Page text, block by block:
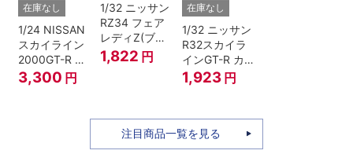
在庫なし
1/24 NISSAN
スカイライン
2000GT-R ス
トリートカス
タム
3,300 円
1/32 ニッサン
RZ34 フェア
レディZ(ブリ
リアントシル
バー)
1,822 円
在庫なし
1/32 ニッサン
R32スカイラ
インGT-R カ
スタムホイー
ル(ブラックパ
ク)
1,923 円
注目商品一覧を見る